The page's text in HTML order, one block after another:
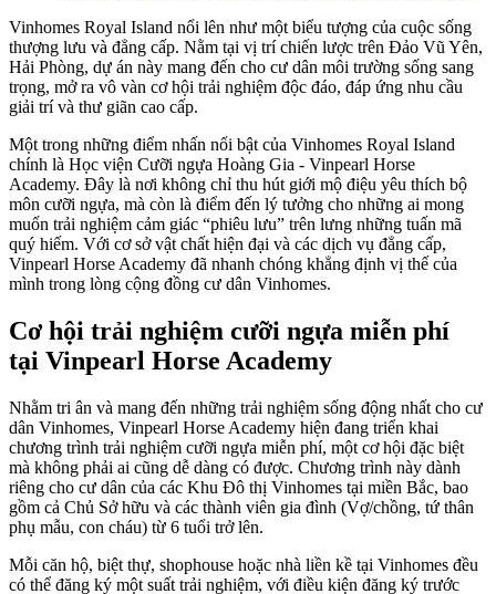
Vinhomes Royal Island nổi lên như một biểu tượng của cuộc sống
thượng lưu và đẳng cấp. Nằm tại vị trí chiến lược trên Đảo Vũ Yên,
Hải Phòng, dự án này mang đến cho cư dân môi trường sống sang
trọng, mở ra vô vàn cơ hội trải nghiệm độc đáo, đáp ứng nhu cầu
giải trí và thư giãn cao cấp.
Một trong những điểm nhấn nổi bật của Vinhomes Royal Island
chính là Học viện Cưỡi ngựa Hoàng Gia - Vinpearl Horse
Academy. Đây là nơi không chỉ thu hút giới mộ điệu yêu thích bộ
môn cưỡi ngựa, mà còn là điểm đến lý tưởng cho những ai mong
muốn trải nghiệm cảm giác “phiêu lưu” trên lưng những tuấn mã
quý hiếm. Với cơ sở vật chất hiện đại và các dịch vụ đẳng cấp,
Vinpearl Horse Academy đã nhanh chóng khẳng định vị thế của
mình trong lòng cộng đồng cư dân Vinhomes.
Cơ hội trải nghiệm cưỡi ngựa miễn phí
tại Vinpearl Horse Academy
Nhằm tri ân và mang đến những trải nghiệm sống động nhất cho cư
dân Vinhomes, Vinpearl Horse Academy hiện đang triển khai
chương trình trải nghiệm cưỡi ngựa miễn phí, một cơ hội đặc biệt
mà không phải ai cũng dễ dàng có được. Chương trình này dành
riêng cho cư dân của các Khu Đô thị Vinhomes tại miền Bắc, bao
gồm cả Chủ Sở hữu và các thành viên gia đình (Vợ/chồng, tứ thân
phụ mẫu, con cháu) từ 6 tuổi trở lên.
Mỗi căn hộ, biệt thự, shophouse hoặc nhà liền kề tại Vinhomes đều
có thể đăng ký một suất trải nghiệm, với điều kiện đăng ký trước